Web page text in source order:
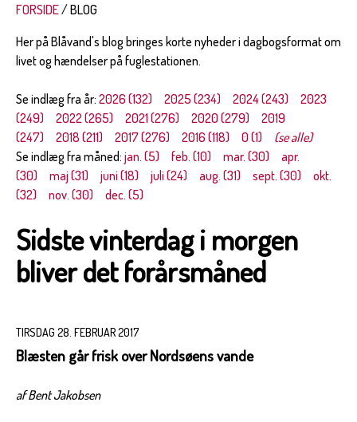
FORSIDE
BLOG
Her på Blåvand's blog bringes korte nyheder i dagbogsformat om
livet og hændelser på fuglestationen.
Se indlæg fra år: 2026 (132) 2025 (234) 2024 (243)
2023
(249)
2022 (265) 2021 (276) 2020 (279)
2019
(247)
2018 (211) 2017 (276) 2016 (118) 0 (1)
(se alle)
Se indlæg fra måned: jan. (5) feb. (10) mar. (30)
apr.
(30)
maj (31) juni (18) juli (24) aug. (31) sept. (30)
okt.
(32)
nov. (30) dec. (5)
Sidste vinterdag i morgen
bliver det forårsmåned
TIRSDAG 28. FEBRUAR 2017
Blæsten går frisk over Nordsøens vande
af Bent Jakobsen